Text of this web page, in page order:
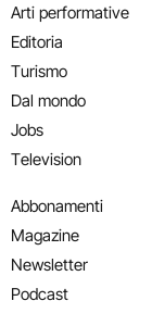
Arti performative
Editoria
Turismo
Dal mondo
Jobs
Television
Abbonamenti
Magazine
Newsletter
Podcast